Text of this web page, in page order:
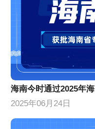
海南今时通过2025年
2025年06月24日